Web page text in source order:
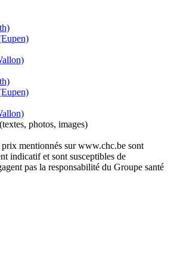
photos, images)
mentionnés sur www.chc.be sont
indicatif et sont susceptibles de
pas la responsabilité du Groupe santé